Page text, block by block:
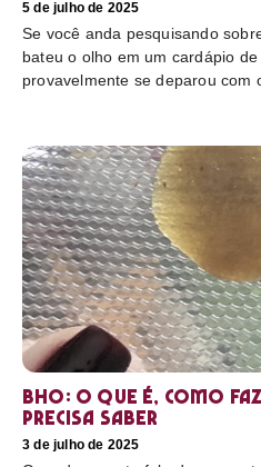
5 de julho de 2025
Se você anda pesquisando
bateu o olho em um cardápio
provavelmente se deparou com
BHO: o que é, como
precisa saber
3 de julho de 2025